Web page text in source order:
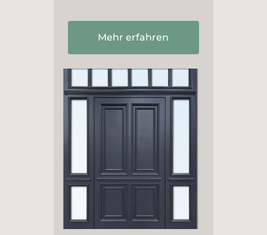
Mehr erfahren